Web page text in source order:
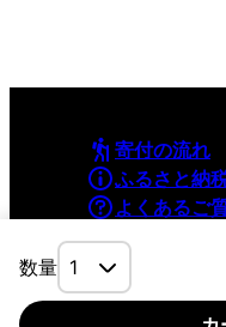
数量
寄付の流れ
ふるさと納
よくあるご
利用規約
プライバシ